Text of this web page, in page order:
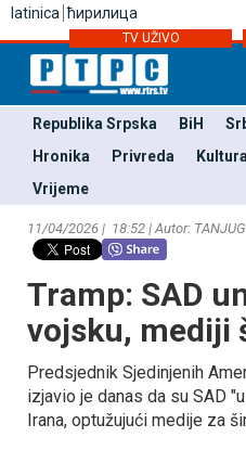
latinica ћирилица
TV UŽIVO
Republika Srpska BiH
Hronika
Privreda Kultura
Vrijeme
11/04/2026 | 18:52 | Autor: TANЈUG
Tramp: SAD
vojsku, mediji
Predsjednik Sjedinjenih
izjavio je danas da su SAD
Irana, optužujući medije za